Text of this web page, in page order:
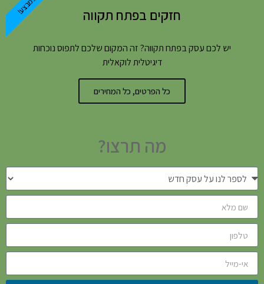
חזקים בפתח תקווה
יש לכם עסק בפתח תקווה? זה המקום שלכם לתפוס נוכחות
דיגיטלית לוקאלית
כל הפרטים, כל המחירים
במבצע!
מה תרצו?